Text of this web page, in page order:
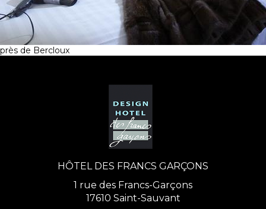
près de Bercloux
HÔTEL DES FRANCS GARÇONS
1 rue des Francs-Garçons
17610 Saint-Sauvant